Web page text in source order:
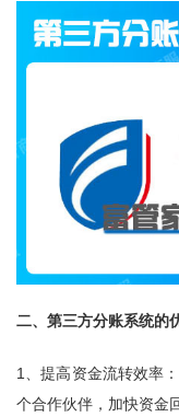
二、第三方分账系统的
1、提高资金流转效率
个合作伙伴，加快资金